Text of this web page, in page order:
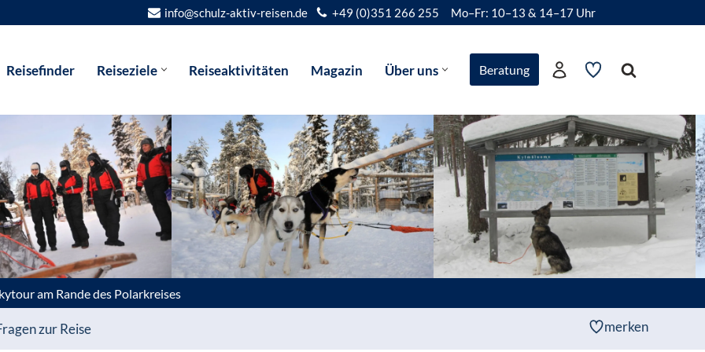
info@schulz-aktiv-reisen.de +49 (0)351 266 255 Mo–Fr: 10–13 & 14–17 Uhr
Reisefinder Reiseziele Reiseaktivitäten Magazin Über uns Beratung
am Rande des Polarkreises
zur Reise merken